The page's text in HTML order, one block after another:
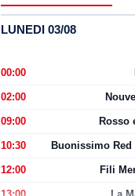
LUNEDI 03/08
00:00
02:00
09:00 Rosso
10:30 Buonissimo
12:00 Fili